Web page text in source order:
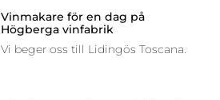
Vinmakare för en dag på
Högberga vinfabrik
Vi beger oss till Lidingös Toscana.